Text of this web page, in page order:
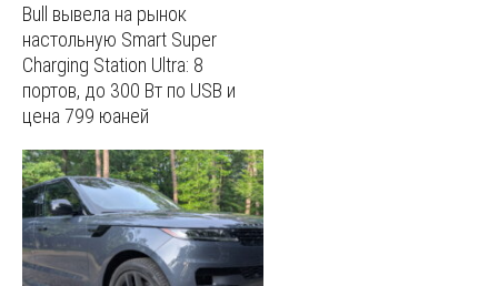
Bull вывела на рынок
настольную Smart Super
Charging Station Ultra: 8
портов, до 300 Вт по USB и
цена 799 юаней